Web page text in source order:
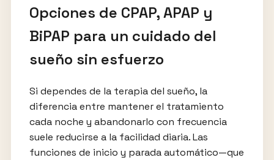
Opciones de CPAP, APAP y
BiPAP para un cuidado del
sueño sin esfuerzo
Si dependes de la terapia del sueño, la
diferencia entre mantener el tratamiento
cada noche y abandonarlo con frecuencia
suele reducirse a la facilidad diaria. Las
funciones de inicio y parada automático—que